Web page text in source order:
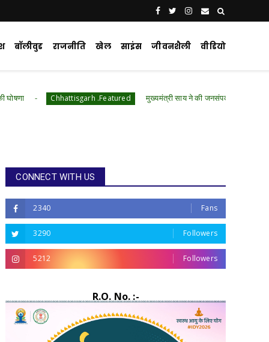
बॉलीवुड राजनीति खेल साइंस जीवनशैली वीडियो
Chhattisgarh .Featured मुख्यमंत्री साय ने की जनसंपर्क विभाग के 'मुस्कुराता बस्तर'
CONNECT WITH US
2340 Fans
3290 Followers
5212 Followers
R.O. No. :-